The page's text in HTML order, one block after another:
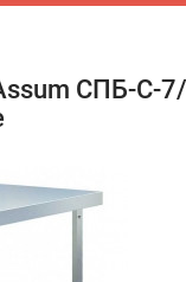
СПБ-С-